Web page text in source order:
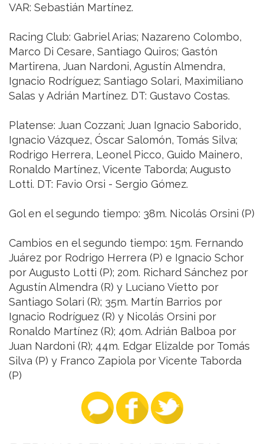
VAR: Sebastián Martínez.
Racing Club: Gabriel Arias; Nazareno Colombo,
Marco Di Cesare, Santiago Quiros; Gastón
Martirena, Juan Nardoni, Agustín Almendra,
Ignacio Rodríguez; Santiago Solari, Maximiliano
Salas y Adrián Martínez. DT: Gustavo Costas.
Platense: Juan Cozzani; Juan Ignacio Saborido,
Ignacio Vázquez, Óscar Salomón, Tomás Silva;
Rodrigo Herrera, Leonel Picco, Guido Mainero,
Ronaldo Martínez, Vicente Taborda; Augusto
Lotti. DT: Favio Orsi - Sergio Gómez.
Gol en el segundo tiempo: 38m. Nicolás Orsini (P)
Cambios en el segundo tiempo: 15m. Fernando
Juárez por Rodrigo Herrera (P) e Ignacio Schor
por Augusto Lotti (P); 20m. Richard Sánchez por
Agustín Almendra (R) y Luciano Vietto por
Santiago Solari (R); 35m. Martín Barrios por
Ignacio Rodríguez (R) y Nicolás Orsini por
Ronaldo Martínez (R); 40m. Adrián Balboa por
Juan Nardoni (R); 44m. Edgar Elizalde por Tomás
Silva (P) y Franco Zapiola por Vicente Taborda
(P)